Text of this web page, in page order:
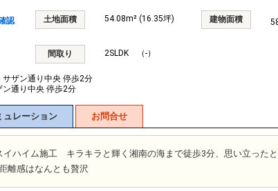
認
土地面積 54.08m² (16.35坪) 建物面積
間取り 2SLDK （-）
ザン通り中央 停歩2分
通り中央 停歩2分
ュレーション お問合せ
ハイム施工 キラキラと輝く湘南の海まで徒歩3分、思い立った
離感はなんとも贅沢